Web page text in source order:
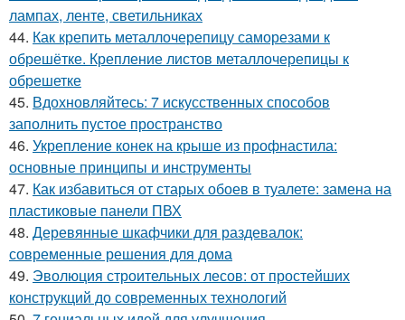
лампах, ленте, светильниках
44. Как крепить металлочерепицу саморезами к
обрешётке. Крепление листов металлочерепицы к
обрешетке
45. Вдохновляйтесь: 7 искусственных способов
заполнить пустое пространство
46. Укрепление конек на крыше из профнастила:
основные принципы и инструменты
47. Как избавиться от старых обоев в туалете: замена на
пластиковые панели ПВХ
48. Деревянные шкафчики для раздевалок:
современные решения для дома
49. Эволюция строительных лесов: от простейших
конструкций до современных технологий